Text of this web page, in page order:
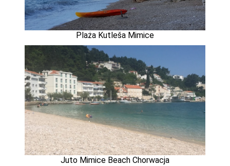
Plaża Kutleša Mimice
Juto Mimice Beach Chorwacja